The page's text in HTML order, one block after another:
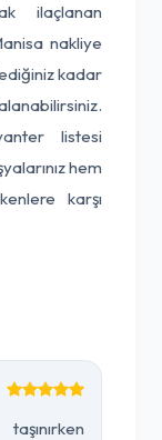
ilaçlanan
nakliye
kadar
listesi
hem
karşı